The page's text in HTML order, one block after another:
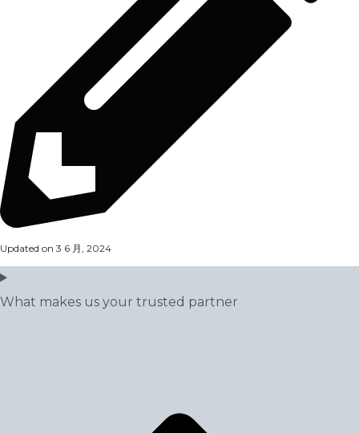
Updated on 3 6 月, 2024
What makes us your trusted partner